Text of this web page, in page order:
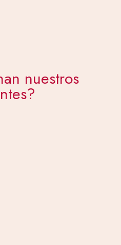
nuestros